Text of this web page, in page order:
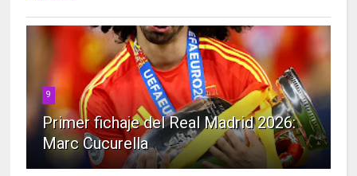
9
Primer fichaje del Real Madrid 2026:
Marc Cucurella